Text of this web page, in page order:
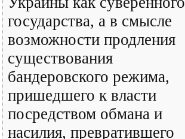
государства, а в смысле
возможности продления
существования
бандеровского режима,
пришедшего к власти
посредством обмана и
насилия, превратившего